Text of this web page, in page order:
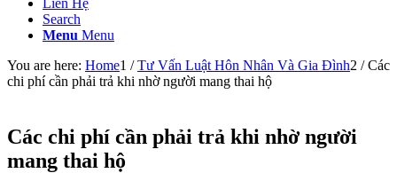
Liên Hệ
Search
Menu Menu
You are here: Home1 / Tư Vấn Luật Hôn Nhân Và Gia Đình2 / Các
chi phí cần phải trả khi nhờ người mang thai hộ
Các chi phí cần phải trả khi nhờ người
mang thai hộ